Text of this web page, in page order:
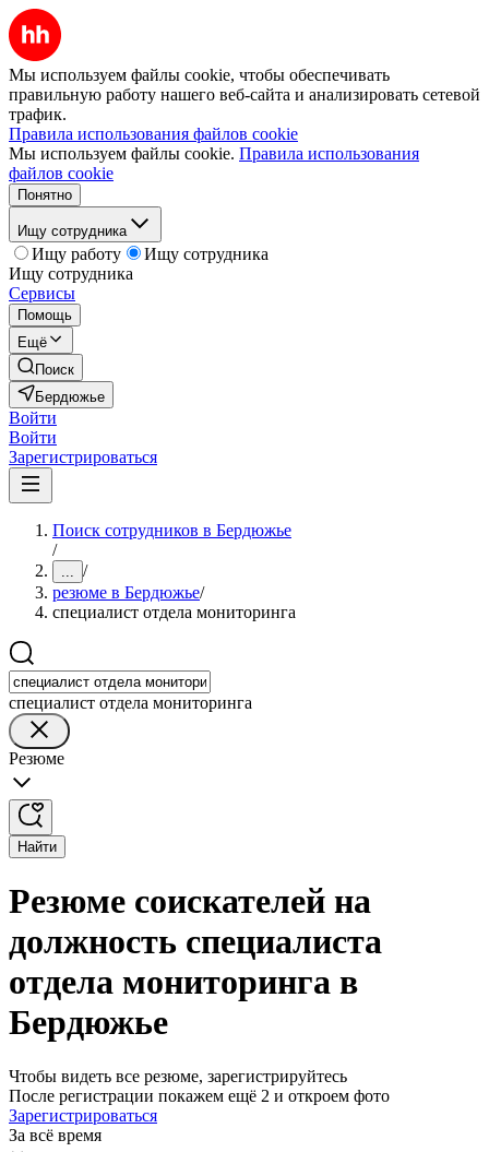
Мы используем файлы cookie, чтобы обеспечивать
правильную работу нашего веб-сайта и анализировать сетевой
трафик.
Правила использования файлов cookie
Мы используем файлы cookie. Правила использования
файлов cookie
Понятно
Ищу сотрудника
Ищу работу
Ищу сотрудника
Ищу сотрудника
Сервисы
Помощь
Ещё
Поиск
Бердюжье
Войти
Войти
Зарегистрироваться
Поиск сотрудников в Бердюжье
/
... /
резюме в Бердюжье/
специалист отдела мониторинга
специалист отдела мониторинга
Резюме
Найти
Резюме соискателей на
должность специалиста
отдела мониторинга в
Бердюжье
Чтобы видеть все резюме, зарегистрируйтесь
После регистрации покажем ещё 2 и откроем фото
Зарегистрироваться
За всё время